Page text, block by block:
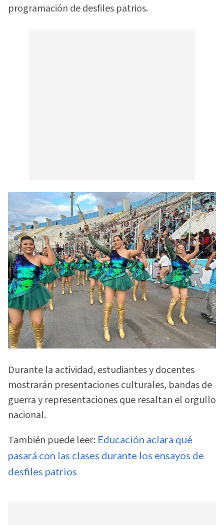
programación de desfiles patrios.
Durante la actividad, estudiantes y docentes
mostrarán presentaciones culturales, bandas de
guerra y representaciones que resaltan el orgullo
nacional.
También puede leer: Educación aclara qué
pasará con las clases durante los ensayos de
desfiles patrios